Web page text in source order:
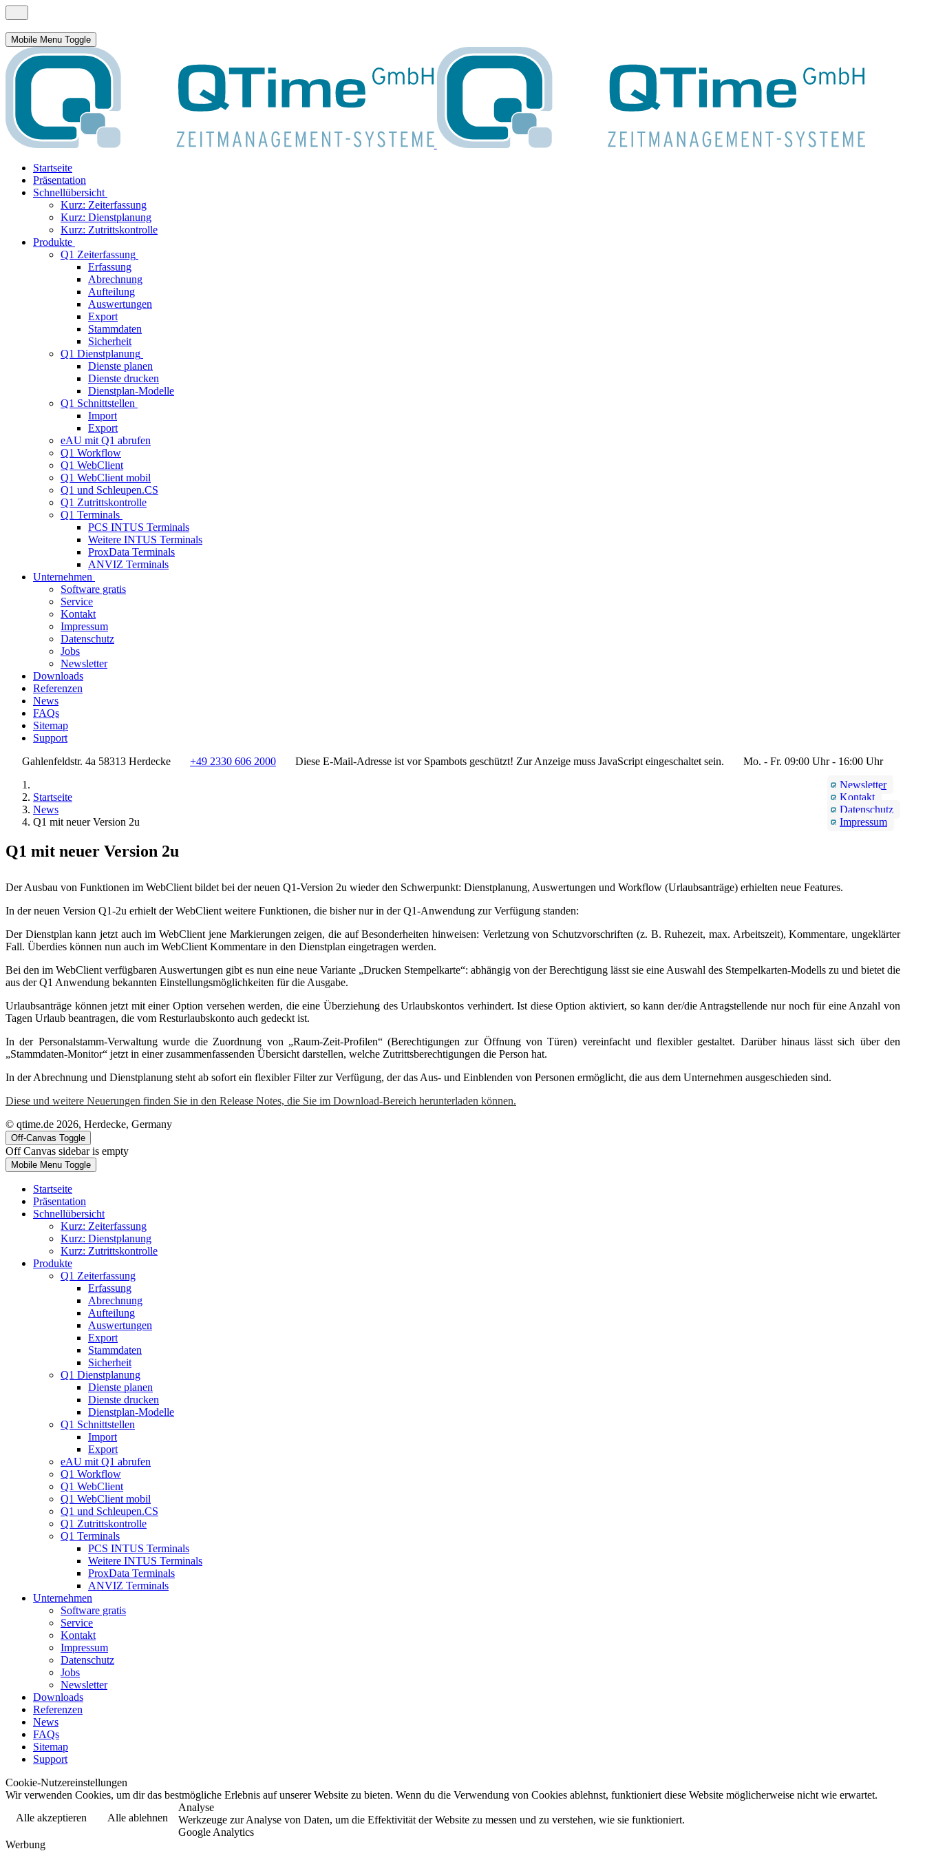
Mobile Menu Toggle
Startseite
Präsentation
Schnellübersicht
Kurz: Zeiterfassung
Kurz: Dienstplanung
Kurz: Zutrittskontrolle
Produkte
Q1 Zeiterfassung
Erfassung
Abrechnung
Aufteilung
Auswertungen
Export
Stammdaten
Sicherheit
Q1 Dienstplanung
Dienste planen
Dienste drucken
Dienstplan-Modelle
Q1 Schnittstellen
Import
Export
eAU mit Q1 abrufen
Q1 Workflow
Q1 WebClient
Q1 WebClient mobil
Q1 und Schleupen.CS
Q1 Zutrittskontrolle
Q1 Terminals
PCS INTUS Terminals
Weitere INTUS Terminals
ProxData Terminals
ANVIZ Terminals
Unternehmen
Software gratis
Service
Kontakt
Impressum
Datenschutz
Jobs
Newsletter
Downloads
Referenzen
News
FAQs
Sitemap
Support
Gahlenfeldstr. 4a 58313 Herdecke
+49 2330 606 2000 Diese E-Mail-Adresse ist vor Spambots geschützt! Zur Anzeige muss JavaScript eingeschaltet sein.
Mo. - Fr. 09:00 Uhr - 16:00 Uhr
Newsletter
Kontakt
Datenschutz
Impressum
Startseite
News
Q1 mit neuer Version 2u
Q1 mit neuer Version 2u
Der Ausbau von Funktionen im WebClient bildet bei der neuen Q1-Version 2u wieder den Schwerpunkt: Dienst­planung, Aus­wertungen und Workflow (Urlaubsanträge) erhielten neue Features.
In der neuen Version Q1-2u erhielt der WebClient weitere Funktionen, die bisher nur in der Q1-Anwendung zur Verfügung standen:
Der Dienstplan kann jetzt auch im WebClient jene Markierungen zeigen, die auf Besonderheiten hinweisen: Verletzung von Schutzvorschriften (z. B. Ruhezeit, max. Arbeitszeit), Kommentare, ungeklärter
Fall. Überdies können nun auch im WebClient Kommentare in den Dienstplan eingetragen werden.
Bei den im WebClient verfügbaren Auswertungen gibt es nun eine neue Variante „Drucken Stempelkarte“: abhängig von der Berechtigung lässt sie eine Auswahl des Stempelkarten-Modells zu und bietet die
aus der Q1 Anwendung bekannten Einstellungsmöglichkeiten für die Ausgabe.
Urlaubsanträge können jetzt mit einer Option versehen werden, die eine Überziehung des Urlaubskontos verhindert. Ist diese Option aktiviert, so kann der/die Antragstellende nur noch für eine Anzahl von
Tagen Urlaub beantragen, die vom Resturlaubskonto auch gedeckt ist.
In der Personalstamm-Verwaltung wurde die Zuordnung von „Raum-Zeit-Profilen“ (Berechtigungen zur Öffnung von Türen) vereinfacht und flexibler gestaltet. Darüber hinaus lässt sich über den
„Stammdaten-Monitor“ jetzt in einer zusammenfassenden Übersicht darstellen, welche Zutrittsberechtigungen die Person hat.
In der Abrechnung und Dienstplanung steht ab sofort ein flexibler Filter zur Verfügung, der das Aus- und Einblenden von Personen ermöglicht, die aus dem Unternehmen ausgeschieden sind.
Diese und weitere Neuerungen finden Sie in den Release Notes, die Sie im Download-Bereich herunterladen können.
© qtime.de 2026, Herdecke, Germany
Off-Canvas Toggle
Off Canvas sidebar is empty
Mobile Menu Toggle
Startseite
Präsentation
Schnellübersicht
Kurz: Zeiterfassung
Kurz: Dienstplanung
Kurz: Zutrittskontrolle
Produkte
Q1 Zeiterfassung
Erfassung
Abrechnung
Aufteilung
Auswertungen
Export
Stammdaten
Sicherheit
Q1 Dienstplanung
Dienste planen
Dienste drucken
Dienstplan-Modelle
Q1 Schnittstellen
Import
Export
eAU mit Q1 abrufen
Q1 Workflow
Q1 WebClient
Q1 WebClient mobil
Q1 und Schleupen.CS
Q1 Zutrittskontrolle
Q1 Terminals
PCS INTUS Terminals
Weitere INTUS Terminals
ProxData Terminals
ANVIZ Terminals
Unternehmen
Software gratis
Service
Kontakt
Impressum
Datenschutz
Jobs
Newsletter
Downloads
Referenzen
News
FAQs
Sitemap
Support
Cookie-Nutzereinstellungen
Wir verwenden Cookies, um dir das bestmögliche Erlebnis auf unserer Website zu bieten. Wenn du die Verwendung von Cookies ablehnst, funktioniert diese Website möglicherweise nicht wie erwartet.
Alle akzeptieren
Alle ablehnen
Analyse
Werkzeuge zur Analyse von Daten, um die Effektivität der Website zu messen und zu verstehen, wie sie funktioniert.
Google Analytics
Werbung